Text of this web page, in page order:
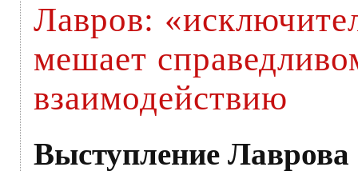
Лавров:
мешает
взаимодействию
Выступление Лаврова